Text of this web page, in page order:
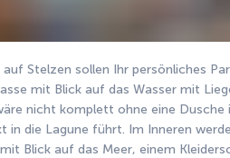
Stelzen sollen Ihr persönliches
mit Blick auf das Wasser mit
nicht komplett ohne eine Dusche
in die Lagune führt. Im Inneren
Blick auf das Meer, einem